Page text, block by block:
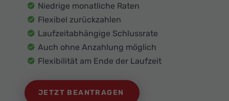
Niedrige monatliche Raten
Flexibel zurückzahlen
Laufzeitabhängige Schlussrate
Auch ohne Anzahlung möglich
Flexibilität am Ende der Laufzeit
JETZT BEANTRAGEN